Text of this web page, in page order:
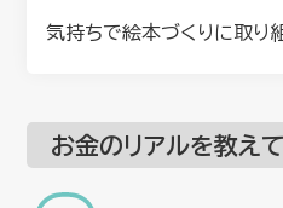
気持ちで絵本づくりに取り
お金のリアルを教え